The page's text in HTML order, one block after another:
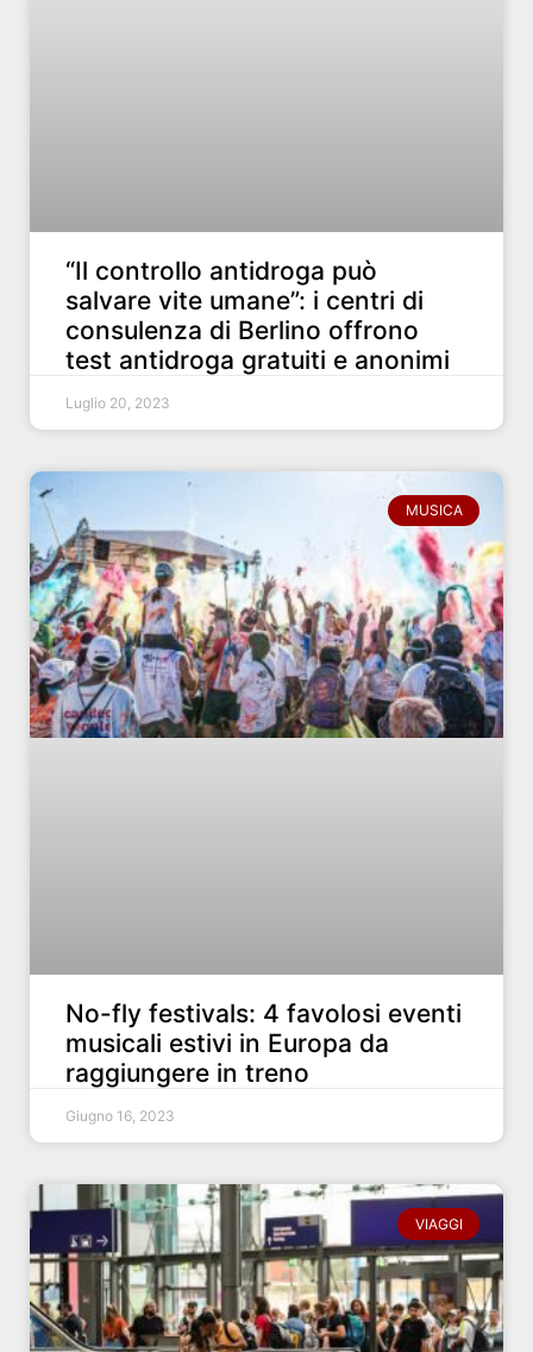
“Il controllo antidroga può
salvare vite umane”: i centri di
consulenza di Berlino offrono
test antidroga gratuiti e anonimi
Luglio 20, 2023
MUSICA
No-fly festivals: 4 favolosi eventi
musicali estivi in ​​Europa da
raggiungere in treno
Giugno 16, 2023
VIAGGI